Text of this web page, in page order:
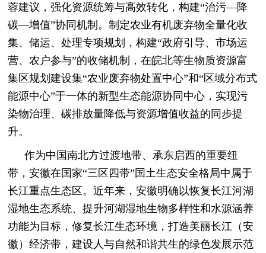
蓉建议，强化资源统筹与高效转化，构建“治污—降
碳—增值”协同机制。制定农业有机废弃物全量化收
集、储运、处理专项规划，构建“政府引导、市场运
营、农户参与”的收储机制，在皖北等生物质资源富
集区规划建设集“农业废弃物处置中心”和“区域分布式
能源中心”于一体的新型生态能源协同中心，实现污
染物治理、碳排放量降低与资源增值收益的同步提
升。
作为中国南北方过渡地带、承东启西的重要纽
带，安徽在国家“三区四带”国土生态安全格局中属于
长江重点生态区。近年来，安徽明确以恢复长江河湖
湿地生态系统、提升河湖湿地生物多样性和水源涵养
功能为目标，修复长江生态环境，打造美丽长江（安
徽）经济带，建设人与自然和谐共生的绿色发展示范